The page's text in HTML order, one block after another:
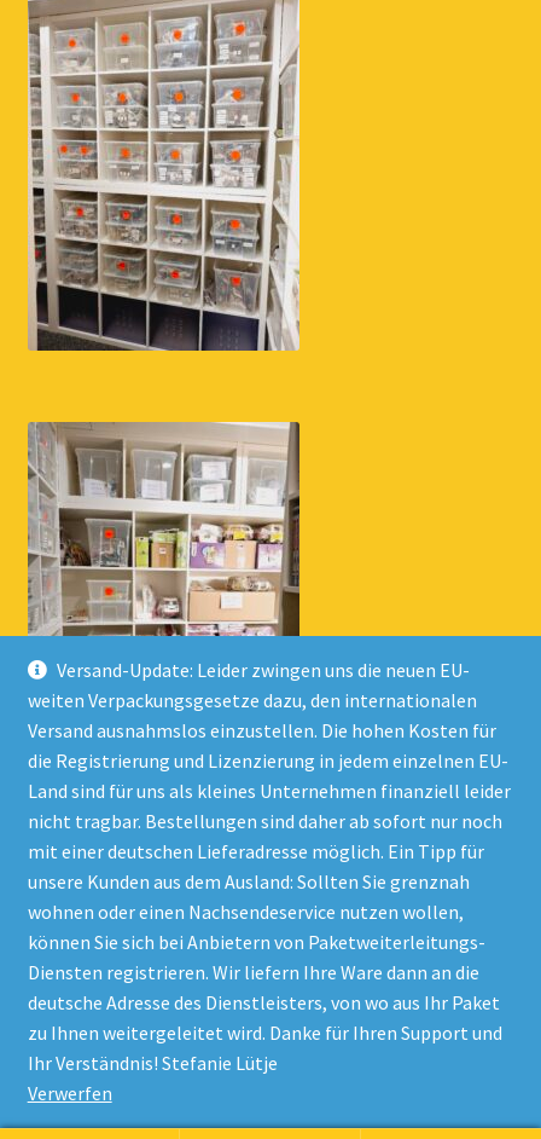
Versand-Update: Leider zwingen uns die neuen EU-
weiten Verpackungsgesetze dazu, den internationalen
Versand ausnahmslos einzustellen. Die hohen Kosten für
die Registrierung und Lizenzierung in jedem einzelnen EU-
Land sind für uns als kleines Unternehmen finanziell leider
nicht tragbar. Bestellungen sind daher ab sofort nur noch
mit einer deutschen Lieferadresse möglich. Ein Tipp für
unsere Kunden aus dem Ausland: Sollten Sie grenznah
wohnen oder einen Nachsendeservice nutzen wollen,
können Sie sich bei Anbietern von Paketweiterleitungs-
Diensten registrieren. Wir liefern Ihre Ware dann an die
deutsche Adresse des Dienstleisters, von wo aus Ihr Paket
zu Ihnen weitergeleitet wird. Danke für Ihren Support und
Ihr Verständnis! Stefanie Lütje
Verwerfen
© Onlineshop Kinderlino 2026
Datenschutzerklärung
Erstellt mit WooCommerce.
Vertrag widerrufen
Alle Preise inkl. der gesetzlichen MwSt.